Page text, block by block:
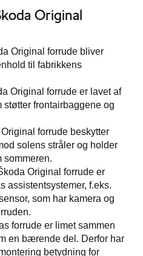
Original
Original forrude bliver
til fabrikkens
Original forrude er lavet af
støtter frontairbaggene og
forrude beskytter
solens stråler og holder
sommeren.
Original forrude er
assistentsystemer, f.eks.
som har kamera og
forrude er limet sammen
en bærende del. Derfor har
betydning for